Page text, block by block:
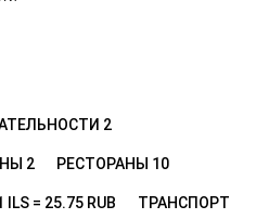
2
2 РЕСТОРАНЫ 10
ILS = 25.75 RUB ТРАНСПОРТ